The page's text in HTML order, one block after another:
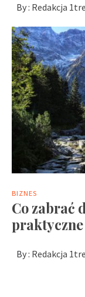
By : Redakcja
BIZNES
Co zabrać
By : Redakcja